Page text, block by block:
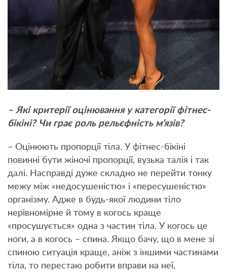
– Які критерії оцінювання у категорії фітнес-
бікіні? Чи грає роль рельєфність м’язів?
– Оцінюють пропорції тіла. У фітнес-бікіні
повинні бути жіночі пропорції, вузька талія і так
далі. Насправді дуже складно не перейти тонку
межу між «недосушеністю» і «пересушеністю»
організму. Адже в будь-якої людини тіло
нерівномірне й тому в когось краще
«просушується» одна з частин тіла. У когось це
ноги, а в когось – спина. Якщо бачу, що в мене зі
спиною ситуація краще, аніж з іншими частинами
тіла, то перестаю робити вправи на неї,